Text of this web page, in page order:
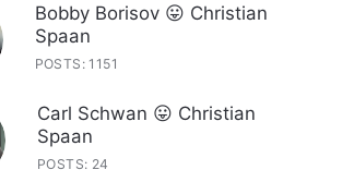
Bobby Borisov 😛 Christian
Spaan
POSTS: 1151
Carl Schwan 😛 Christian
Spaan
POSTS: 24